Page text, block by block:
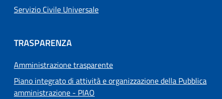
Servizio Civile Universale
TRASPARENZA
Amministrazione trasparente
Piano integrato di attività e organizzazione della Pubblica
amministrazione - PIAO